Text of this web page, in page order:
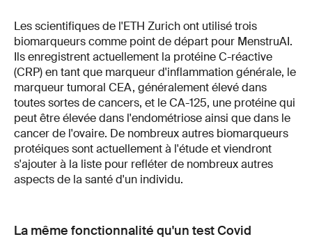
Les scientifiques de l'ETH Zurich ont utilisé trois
biomarqueurs comme point de départ pour MenstruAI.
Ils enregistrent actuellement la protéine C-réactive
(CRP) en tant que marqueur d'inflammation générale, le
marqueur tumoral CEA, généralement élevé dans
toutes sortes de cancers, et le CA-125, une protéine qui
peut être élevée dans l'endométriose ainsi que dans le
cancer de l'ovaire. De nombreux autres biomarqueurs
protéiques sont actuellement à l'étude et viendront
s'ajouter à la liste pour refléter de nombreux autres
aspects de la santé d'un individu.
La même fonctionnalité qu'un test Covid